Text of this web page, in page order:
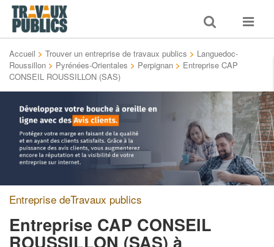
Toggle
search
Toggle
Accueil > Trouver un entreprise de travaux publics > Languedoc-
Roussillon > Pyrénées-Orientales > Perpignan > Entreprise CAP
CONSEIL ROUSSILLON (SAS)
Entreprise deTravaux publics
Entreprise CAP CONSEIL
ROUSSILLON (SAS) à